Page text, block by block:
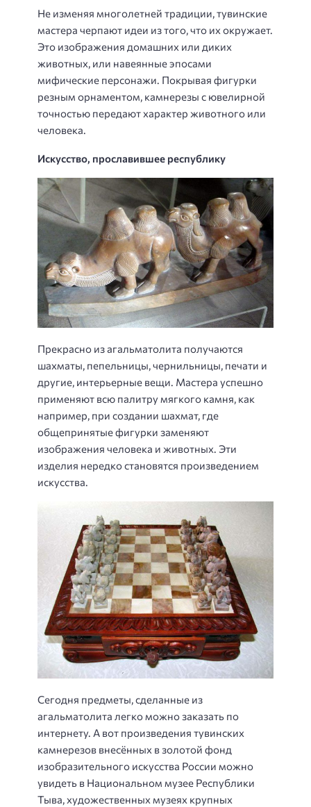
Не изменяя многолетней традиции, тувинские
мастера черпают идеи из того, что их окружает.
Это изображения домашних или диких
животных, или навеянные эпосами
мифические персонажи. Покрывая фигурки
резным орнаментом, камнерезы с ювелирной
точностью передают характер животного или
человека.
Искусство, прославившее республику
Прекрасно из агальматолита получаются
шахматы, пепельницы, чернильницы, печати и
другие, интерьерные вещи. Мастера успешно
применяют всю палитру мягкого камня, как
например, при создании шахмат, где
общепринятые фигурки заменяют
изображения человека и животных. Эти
изделия нередко становятся произведением
искусства.
Сегодня предметы, сделанные из
агальматолита легко можно заказать по
интернету. А вот произведения тувинских
камнерезов внесённых в золотой фонд
изобразительного искусства России можно
увидеть в Национальном музее Республики
Тыва, художественных музеях крупных